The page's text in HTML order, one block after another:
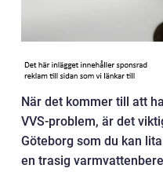
När det kommer till att
VVS-problem, är det
Göteborg som du kan
en trasig